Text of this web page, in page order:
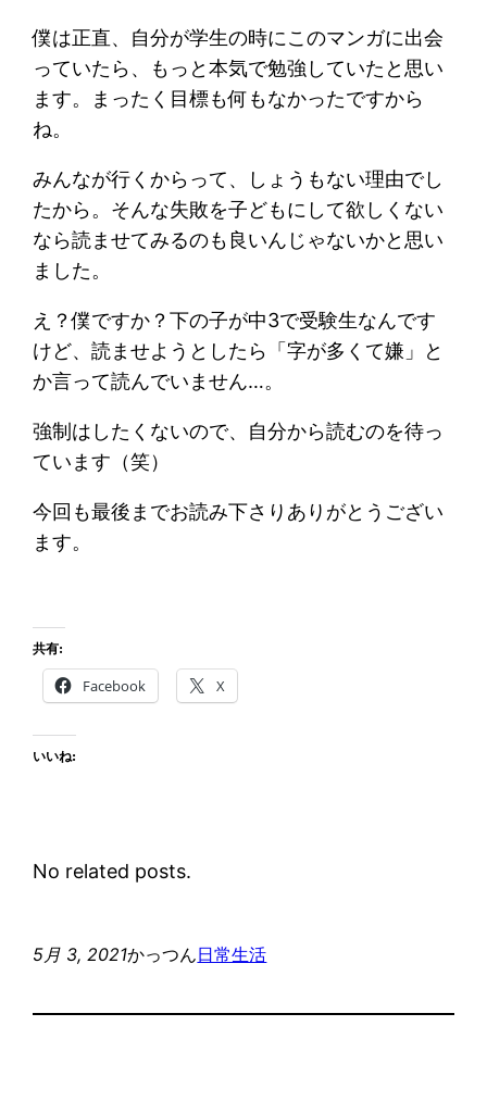
僕は正直、自分が学生の時にこのマンガに出会
っていたら、もっと本気で勉強していたと思い
ます。まったく目標も何もなかったですから
ね。
みんなが行くからって、しょうもない理由でし
たから。そんな失敗を子どもにして欲しくない
なら読ませてみるのも良いんじゃないかと思い
ました。
え？僕ですか？下の子が中3で受験生なんです
けど、読ませようとしたら「字が多くて嫌」と
か言って読んでいません…。
強制はしたくないので、自分から読むのを待っ
ています（笑）
今回も最後までお読み下さりありがとうござい
ます。
共有:
Facebook X
いいね:
No related posts.
5月 3, 2021かっつん日常生活